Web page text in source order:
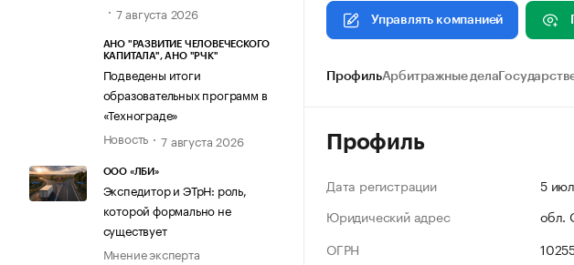
7 августа 2026
АНО "РАЗВИТИЕ ЧЕЛОВЕЧЕСКОГО
КАПИТАЛА", АНО "РЧК"
Подведены итоги
образовательных программ в
«Технограде»
Новость
7 августа 2026
ООО «ЛБИ»
Экспедитор и ЭТрН: роль,
которой формально не
существует
Мнение эксперта
Управлять компанией
ПрофильАрбитражные дела
Профиль
Дата регистрации
5
Юридический адрес
обл.
ОГРН